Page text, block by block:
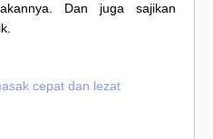
Dan juga sajikan
cepat dan lezat